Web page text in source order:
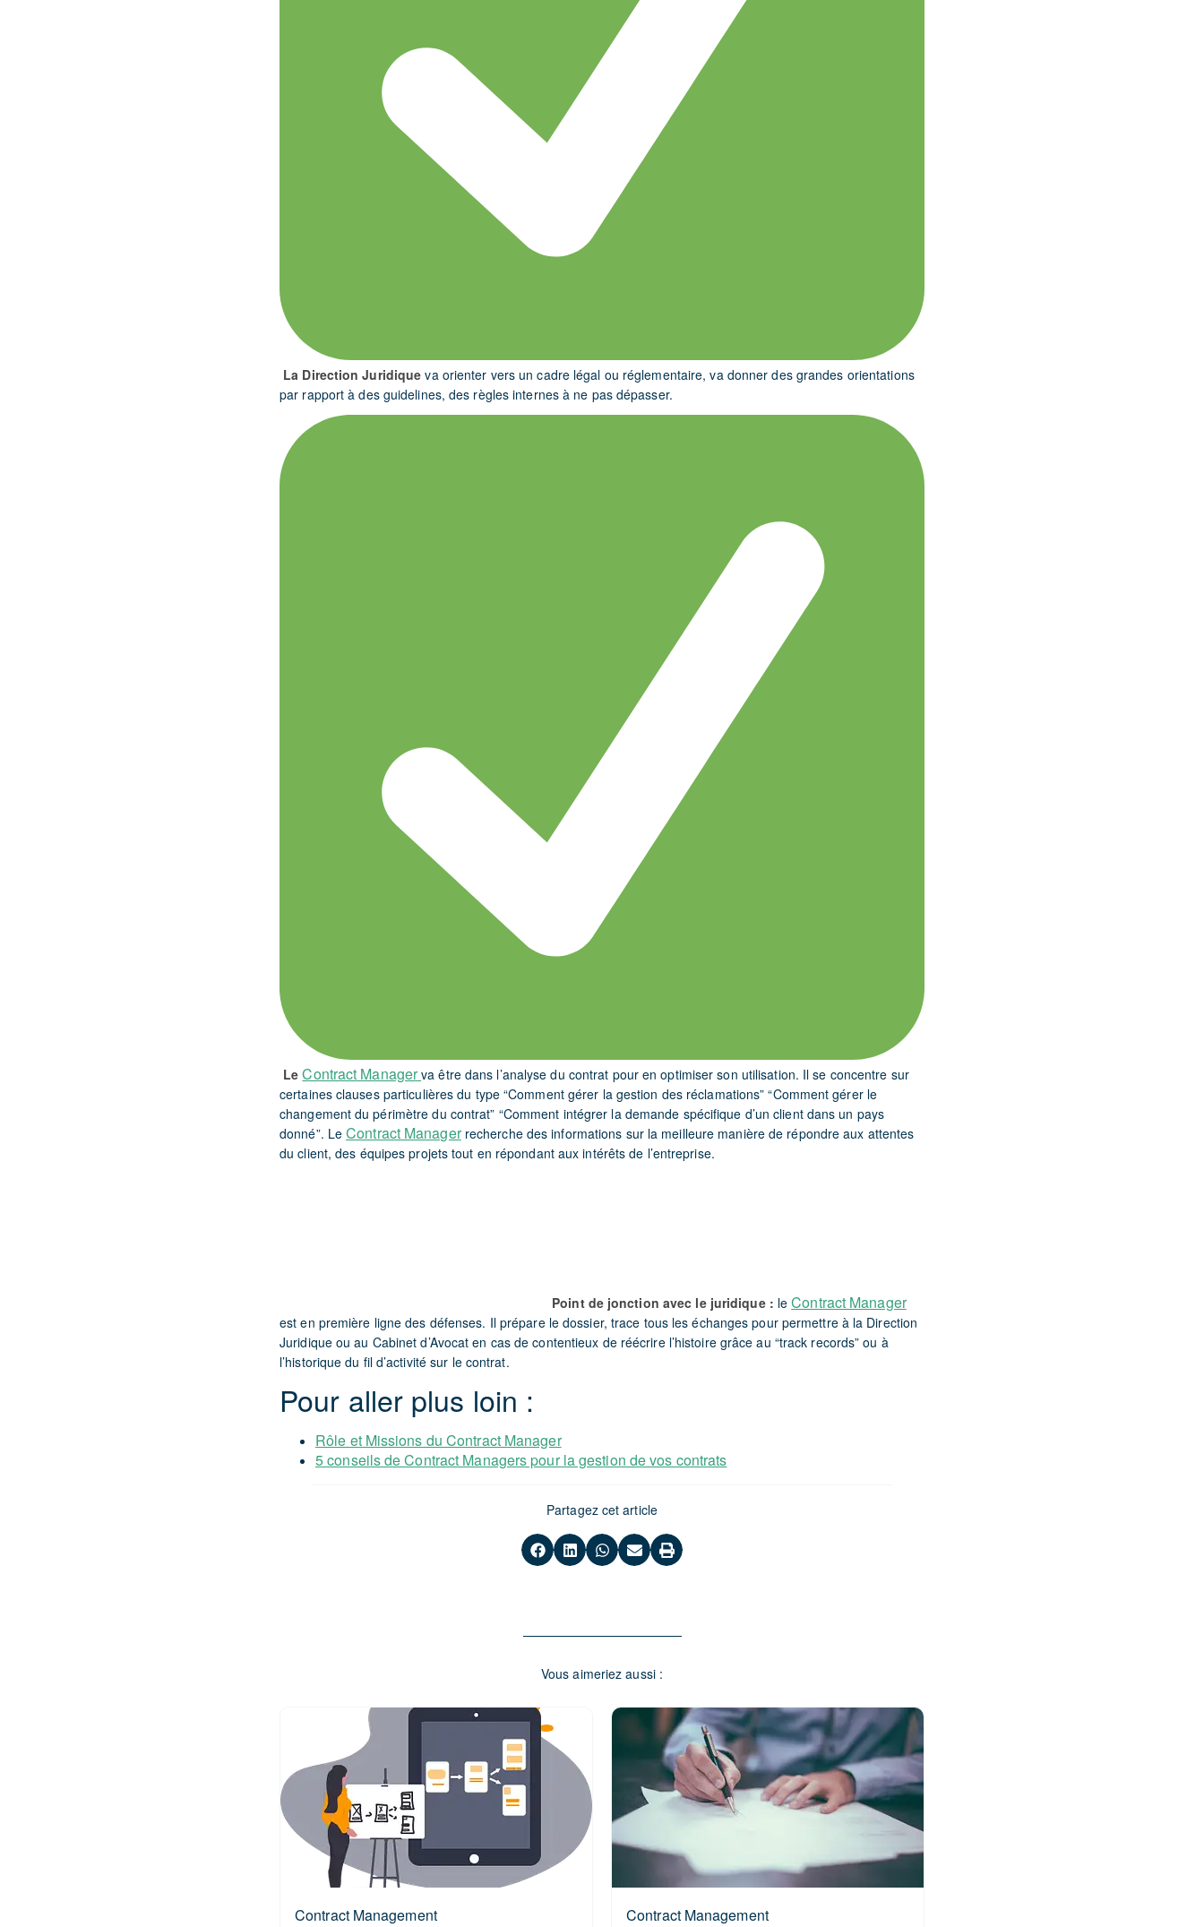
La Direction Juridique va orienter vers un cadre légal ou réglementaire, va donner des grandes orientations
par rapport à des guidelines, des règles internes à ne pas dépasser.
LeContract Manager va être dans l’analyse du contrat pour en optimiser son utilisation. Il se concentre sur
certaines clauses particulières du type “Comment gérer la gestion des réclamations” “Comment gérer le
changement du périmètre du contrat” “Comment intégrer la demande spécifique d’un client dans un pays
donné”. LeContract Managerrecherche des informations sur la meilleure manière de répondre aux attentes
du client, des équipes projets tout en répondant aux intérêts de l’entreprise.
Point de jonction avec le juridique : leContract Manager
est en première ligne des défenses. Il prépare le dossier, trace tous les échanges pour permettre à la Direction
Juridique ou au Cabinet d’Avocat en cas de contentieux de réécrire l’histoire grâce au “track records” ou à
l’historique du fil d’activité sur le contrat.
Pour aller plus loin :
Rôle et Missions du Contract Manager
5 conseils de Contract Managers pour la gestion de vos contrats
Partagez cet article
Vous aimeriez aussi :
Contract Management Contract Management